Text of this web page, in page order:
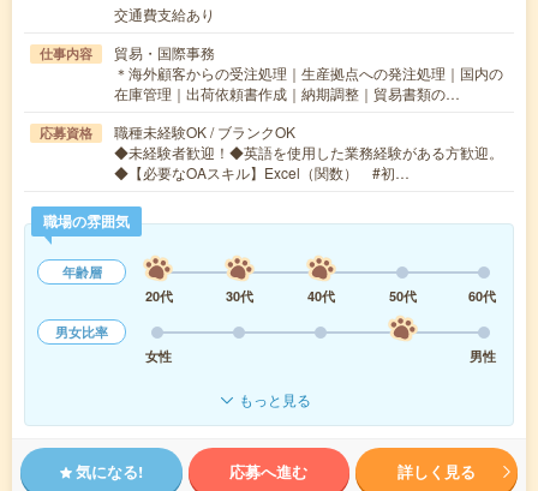
交通費支給あり
仕事内容
貿易・国際事務
＊海外顧客からの受注処理｜生産拠点への発注処理｜国内の
在庫管理｜出荷依頼書作成｜納期調整｜貿易書類の…
応募資格
職種未経験OK / ブランクOK
◆未経験者歓迎！◆英語を使用した業務経験がある方歓迎。
◆【必要なOAスキル】Excel（関数） #初…
職場の雰囲気
年齢層
20代
30代 40代 50代
60代
男女比率
女性
男性
もっと見る
気になる! 応募へ進む 詳しく見る